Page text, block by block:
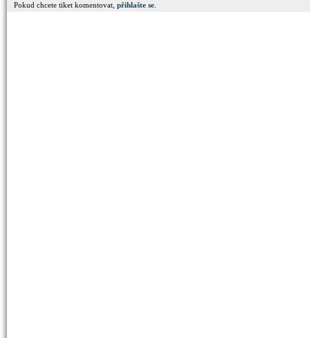
Pokud chcete tiket komentovat, přihlašte se